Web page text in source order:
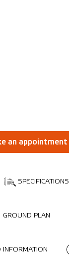
an appointment
SPECIFICATIONS
GROUND PLAN
INFORMATION